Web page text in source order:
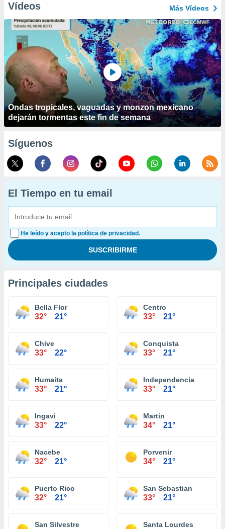
Vídeos Más Vídeos
Ondas tropicales, vaguadas y monzon mexicano
dejarán tormentas este fin de semana
Síguenos
El Tiempo en tu email
He leído y acepto la política de privacidad.
Principales ciudades
Bella Flor
32° 21°
Centro
33° 21°
Chive
33° 22°
Conquista
33° 21°
Humaita
33° 21°
Independencia
33° 21°
Ingavi
33° 22°
Martin
34° 21°
Nacebe
32° 21°
Porvenir
34° 21°
Puerto Rico
32° 21°
San Sebastian
33° 21°
San Silvestre Santa Lourdes